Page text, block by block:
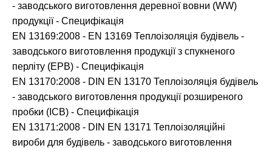
- заводського виготовлення деревної вовни (WW)
продукції - Специфікація
EN 13169:2008 - EN 13169 Теплоізоляція будівель -
заводського виготовлення продукції з спукненого
перліту (EPB) - Специфікація
EN 13170:2008 - DIN EN 13170 Теплоізоляція будівель
- заводського виготовлення продукції розширеного
пробки (ICB) - Специфікація
EN 13171:2008 - DIN EN 13171 Теплоізоляційні
вироби для будівель - заводського виготовлення